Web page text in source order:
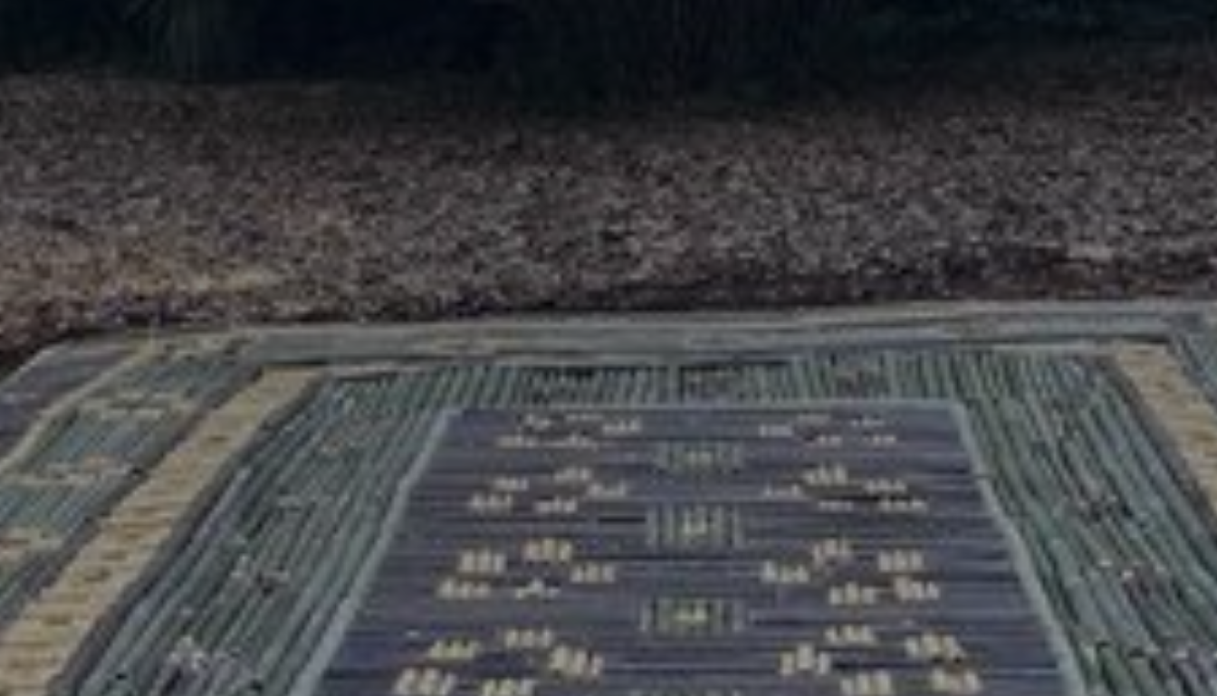
Adresse email*
Nom
Prénom
Statut / Organisation
J'accepte les termes et conditions
* Champ obligatoire
Adresse email*
Prénom
Statut / Organisation
J'accepte les termes et conditions
* Champ obligatoire